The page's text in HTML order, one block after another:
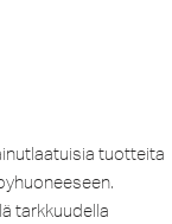
tuotteita
tarkkuudella